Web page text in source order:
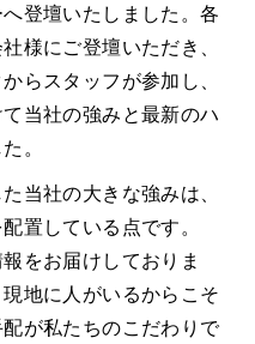
登壇いたしました。各
様にご登壇いただき、
らスタッフが参加し、
当社の強みと最新のハ
。
当社の大きな強みは、
置している点です。
をお届けしておりま
地に人がいるからこそ
が私たちのこだわりで